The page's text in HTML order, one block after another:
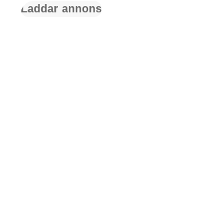
Laddar annons